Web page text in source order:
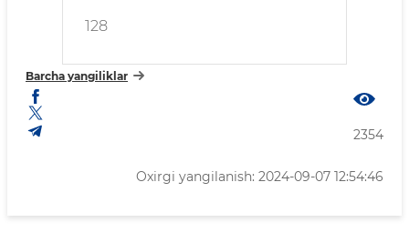
128
Barcha yangiliklar
2354
Oxirgi yangilanish: 2024-09-07 12:54:46